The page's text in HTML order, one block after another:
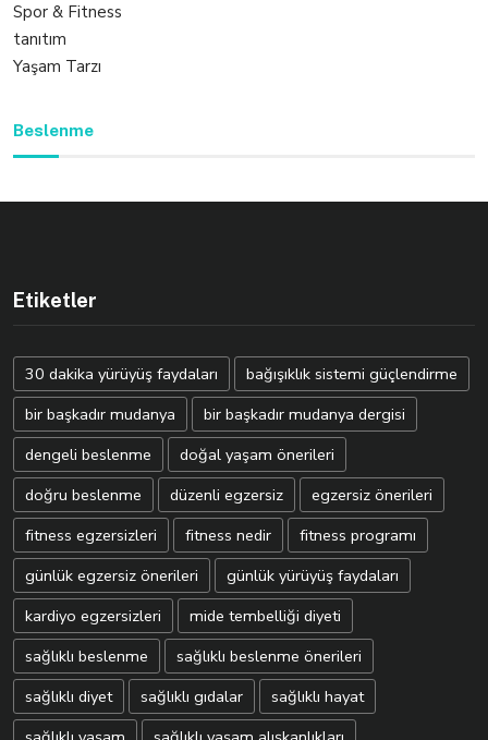
Spor & Fitness
tanıtım
Yaşam Tarzı
Beslenme
Etiketler
30 dakika yürüyüş faydaları
bağışıklık sistemi güçlendirme
bir başkadır mudanya
bir başkadır mudanya dergisi
dengeli beslenme
doğal yaşam önerileri
doğru beslenme
düzenli egzersiz
egzersiz önerileri
fitness egzersizleri
fitness nedir
fitness programı
günlük egzersiz önerileri
günlük yürüyüş faydaları
kardiyo egzersizleri
mide tembelliği diyeti
sağlıklı beslenme
sağlıklı beslenme önerileri
sağlıklı diyet
sağlıklı gıdalar
sağlıklı hayat